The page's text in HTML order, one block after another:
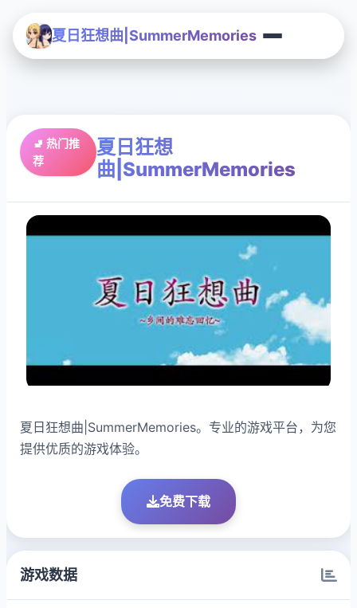
夏日狂想曲|SummerMemories
🚽 热门推
荐
夏日狂想
曲|SummerMemories
夏日狂想曲|SummerMemories。专业的游戏平台，为您
提供优质的游戏体验。
免费下载
游戏数据